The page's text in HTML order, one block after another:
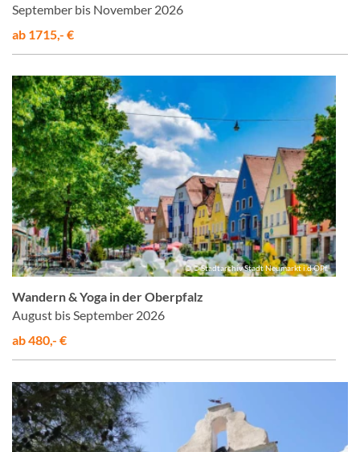
September bis November 2026
ab 1715,- €
© © Stadtarchiv Stadt Neumarkt i.d.OPf.
Wandern & Yoga in der Oberpfalz
August bis September 2026
ab 480,- €